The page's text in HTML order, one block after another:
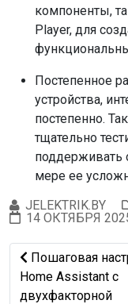
компоненты,
Player, для
Постепенное
устройства,
постепенно.
тщательно
поддерживать
мере ее
JELEKTRIK.BY
14 ОКТЯБРЯ
Предыдущий:
Пошаговая
Home Assistant с
двухфакторной